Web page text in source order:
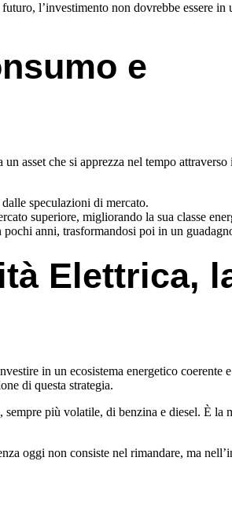
l’investimento non dovrebbe essere in
e
asset che si apprezza nel tempo
speculazioni di mercato.
superiore, migliorando la sua classe
anni, trasformandosi poi in un
Elettrica,
in un ecosistema energetico coerente
di questa strategia.
più volatile, di benzina e diesel. È la
oggi non consiste nel rimandare, ma